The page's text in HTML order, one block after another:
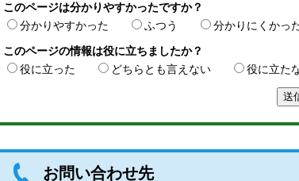
このページは分かりやすかったですか？
分かりやすかった
ふつう
分かりにくかっ
このページの情報は役に立ちましたか？
役に立った
どちらとも言えない 役に立た
お問い合わせ先